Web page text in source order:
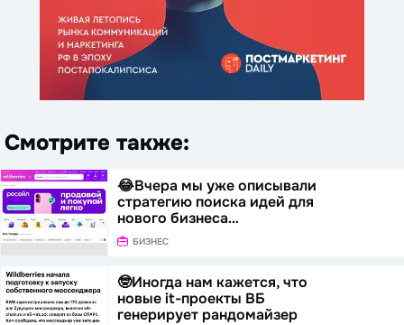
Смотрите также:
😂Вчера мы уже описывали
стратегию поиска идей для
нового бизнеса…
БИЗНЕС
🤓Иногда нам кажется, что
новые it-проекты ВБ
генерирует рандомайзер